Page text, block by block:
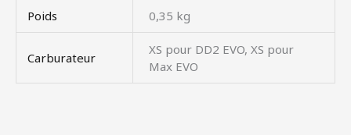
Poids 0,35 kg
Carburateur
XS pour DD2 EVO, XS pour
Max EVO